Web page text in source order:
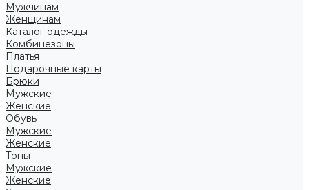
Мужчинам
Женщинам
Каталог одежды
Комбинезоны
Платья
Подарочные карты
Брюки
Мужские
Женские
Обувь
Мужские
Женские
Топы
Мужские
Женские